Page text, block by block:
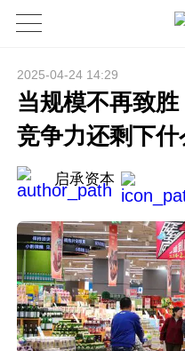
2025-04-24 14:29
当规模不再致
竞争力还剩下什
启承资本